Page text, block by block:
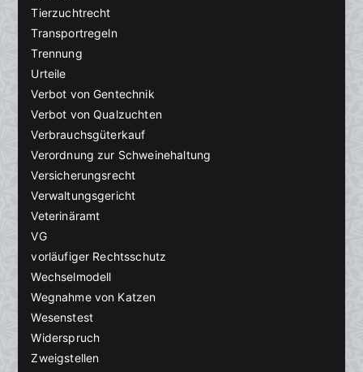
Tierzuchtrecht
Transportregeln
Trennung
Urteile
Verbot von Gentechnik
Verbot von Qualzuchten
Verbrauchsgüterkauf
Verordnung zur Schweinehaltung
Versicherungsrecht
Verwaltungsgericht
Veterinäramt
VG
vorläufiger Rechtsschutz
Wechselmodell
Wegnahme von Katzen
Wesenstest
Widerspruch
Zweigstellen